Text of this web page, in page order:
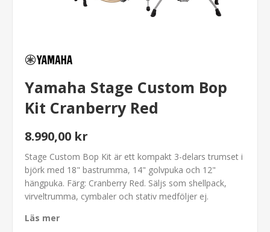
Yamaha Stage Custom Bop
Kit Cranberry Red
8.990,00 kr
Stage Custom Bop Kit är ett kompakt 3-delars trumset i
björk med 18" bastrumma, 14" golvpuka och 12"
hängpuka. Färg: Cranberry Red. Säljs som shellpack,
virveltrumma, cymbaler och stativ medföljer ej.
Läs mer